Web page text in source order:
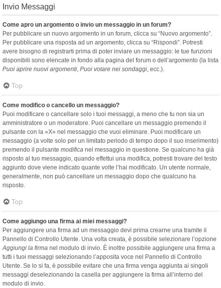
Invio Messaggi
Come apro un argomento o invio un messaggio in un forum?
Per pubblicare un nuovo argomento in un forum, clicca su “Nuovo argomento”.
Per pubblicare una risposta ad un argomento, clicca su “Rispondi”. Potresti
avere bisogno di registrarti prima di poter inviare un messaggio: le tue funzioni
disponibili sono elencate in fondo alla pagina del forum o dell’argomento (la lista
Puoi aprire nuovi argomenti, Puoi votare nei sondaggi, ecc.).
Top
Come modifico o cancello un messaggio?
Puoi modificare o cancellare solo i tuoi messaggi, a meno che tu non sia un
amministratore o un moderatore. Puoi cancellare un messaggio premendo il
pulsante con la «X» nel messaggio che vuoi eliminare. Puoi modificare un
messaggio (a volte solo per un limitato periodo di tempo dopo il suo inserimento)
premendo il pulsante modifica nel messaggio in questione. Se qualcuno ha già
risposto al tuo messaggio, quando effettui una modifica, potresti trovare del testo
aggiunto dove viene indicato quante volte l’hai modificato. Un utente normale,
generalmente, non può cancellare un messaggio dopo che qualcuno ha
risposto.
Top
Come aggiungo una firma ai miei messaggi?
Per aggiungere una firma ad un messaggio devi prima crearne una tramite il
Pannello di Controllo Utente. Una volta creata, è possibile selezionare l’opzione
Aggiungi la firma nel modulo di invio. È inoltre possibile aggiungere una firma a
tutti i tuoi messaggi selezionando l’apposita voce nel Pannello di Controllo
Utente. Se lo si fa, è possibile evitare che una firma venga aggiunta ai singoli
messaggi deselezionando la casella per aggiungere la firma all’interno del
modulo di invio.